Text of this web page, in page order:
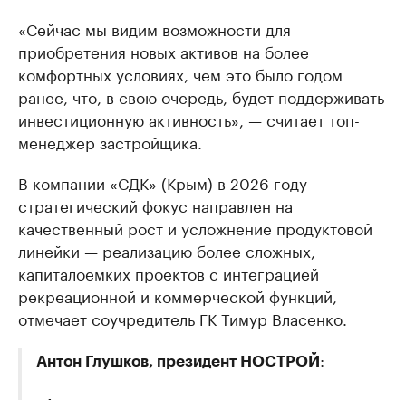
«Сейчас мы видим возможности для
приобретения новых активов на более
комфортных условиях, чем это было годом
ранее, что, в свою очередь, будет поддерживать
инвестиционную активность», — считает топ-
менеджер застройщика.
В компании «СДК» (Крым) в 2026 году
стратегический фокус направлен на
качественный рост и усложнение продуктовой
линейки — реализацию более сложных,
капиталоемких проектов с интеграцией
рекреационной и коммерческой функций,
отмечает соучредитель ГК Тимур Власенко.
Антон Глушков, президент НОСТРОЙ :